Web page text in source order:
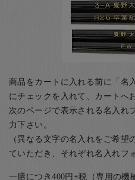
商品をカートに入れる前に「名
にチェックを入れて、カートへ
次のページで表示される名入れ
力下さい。
（異なる文字の名入れをご希
ていただき、それぞれ名入れフ
一膳につき400円+税（専用の機